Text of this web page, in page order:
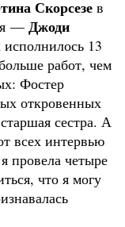
Скорсезе в
— Джоди
13
работ, чем
Фостер
откровенных
сестра. А
всех интервью
провела четыре
что я могу